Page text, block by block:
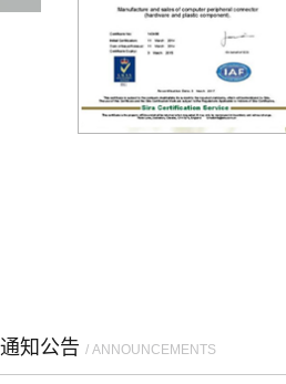
通知公告 / ANNOUNCEMENTS